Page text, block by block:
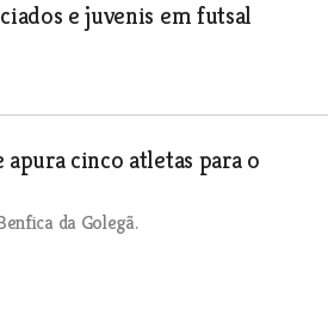
e juvenis em futsal
cinco atletas para o
da Golegã.